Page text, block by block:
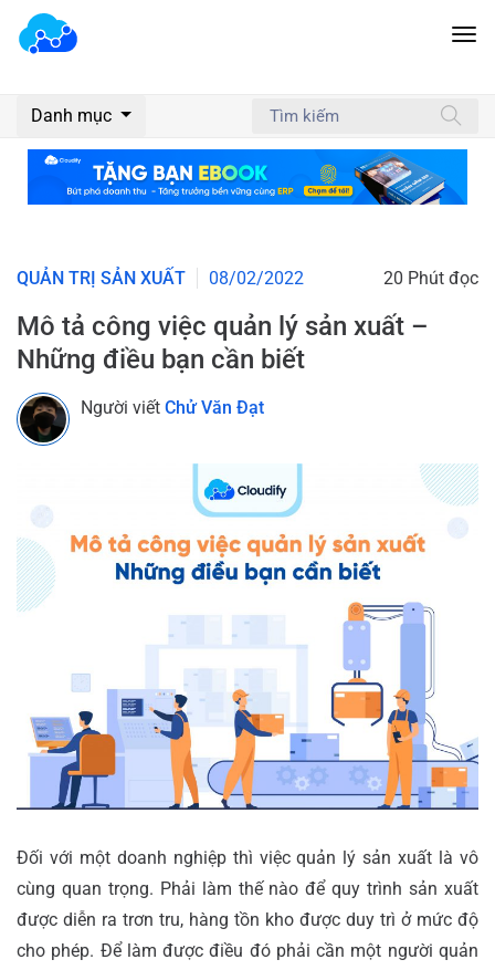
Danh mục
QUẢN TRỊ SẢN XUẤT 08/02/2022 20 Phút đọc
Mô tả công việc quản lý sản xuất –
Những điều bạn cần biết
Người viết Chử Văn Đạt
Đối với một doanh nghiệp thì việcquản lý sản xuất là vô
cùng quan trọng. Phải làm thế nào để quy trình sản xuất
được diễn ra trơn tru, hàng tồn kho được duy trì ở mức độ
cho phép. Để làm được điều đó phải cần một người quản